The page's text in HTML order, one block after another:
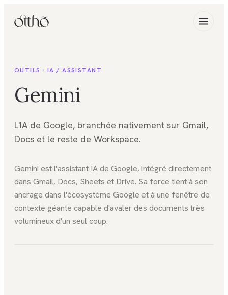
OUTILS · IA / ASSISTANT
Gemini
L'IA de Google, branchée nativement sur Gmail,
Docs et le reste de Workspace.
Gemini est l'assistant IA de Google, intégré directement
dans Gmail, Docs, Sheets et Drive. Sa force tient à son
ancrage dans l'écosystème Google et à une fenêtre de
contexte géante capable d'avaler des documents très
volumineux d'un seul coup.
FIG. 01IA / Assistant